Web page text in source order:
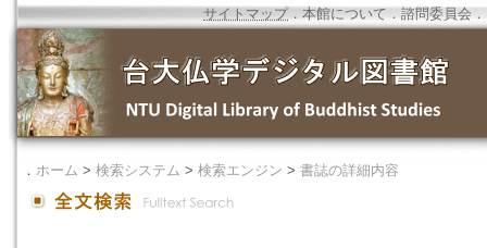
サイトマップ．本館について ． 諮問委員会 ．
． ホーム > 検索システム > 検索エンジン > 書誌の詳細内容